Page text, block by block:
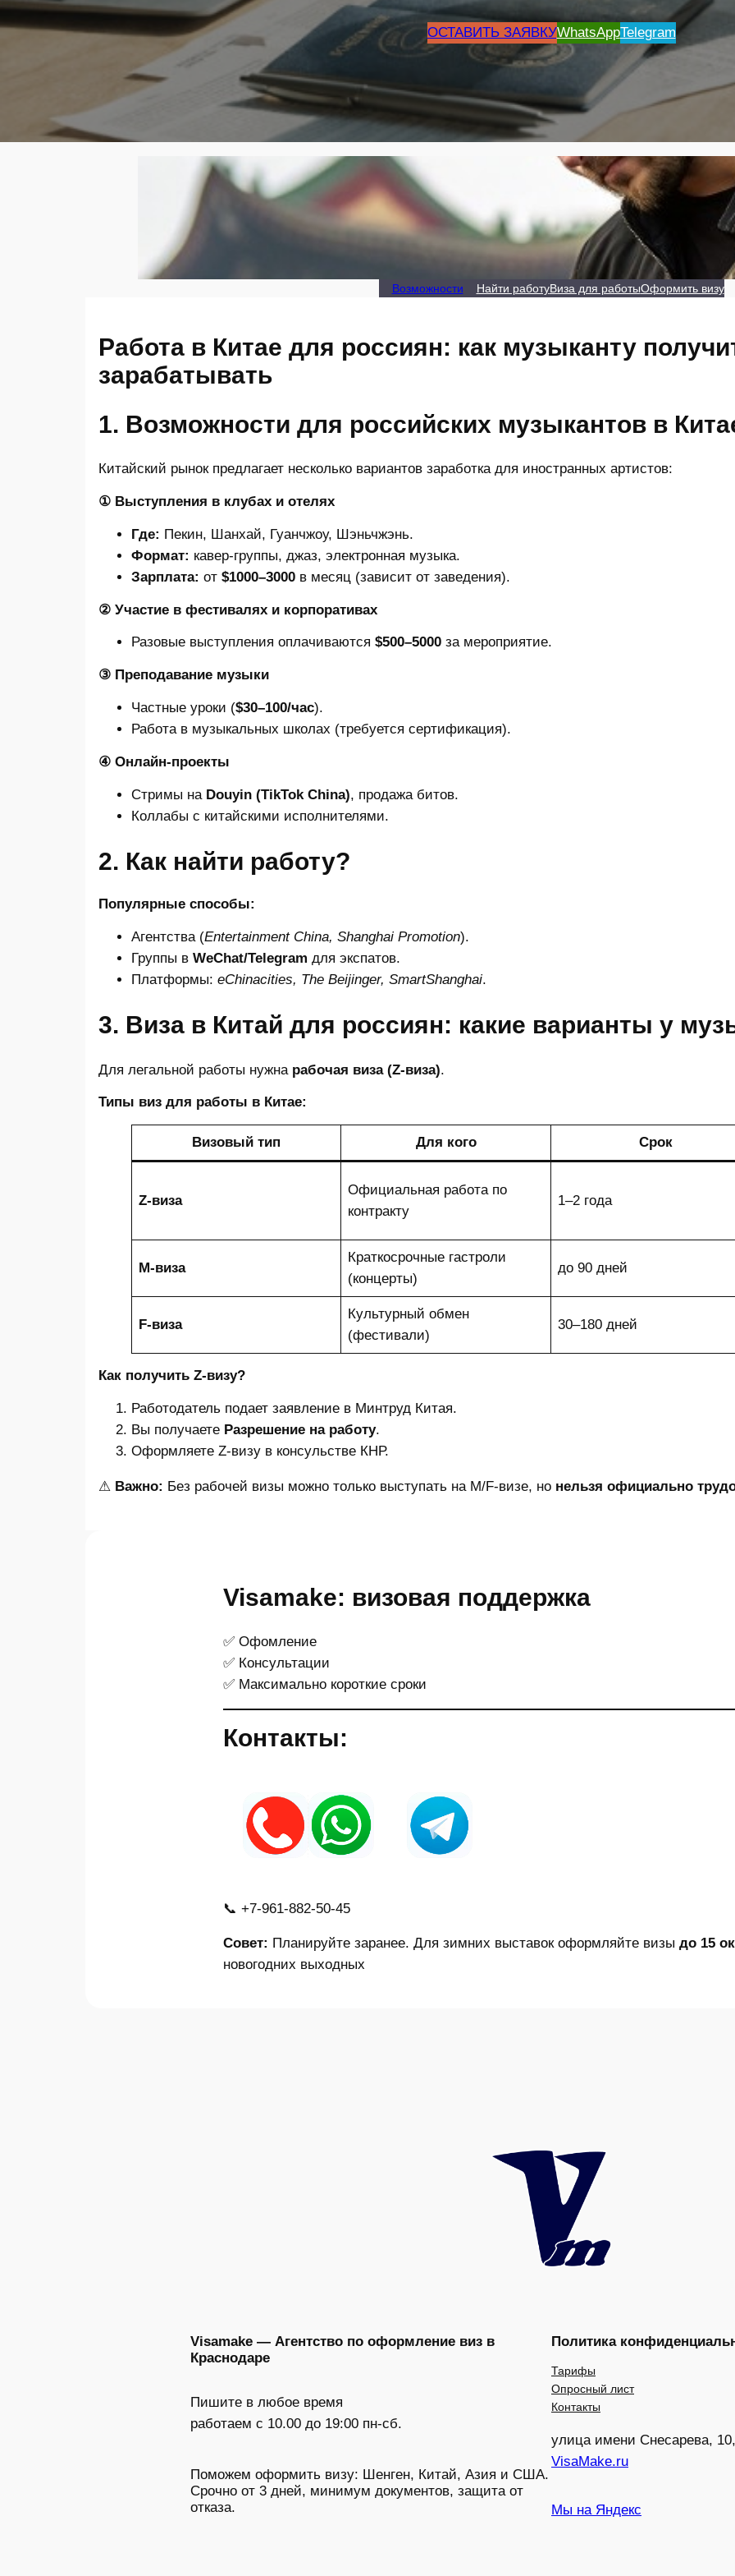
ОСТАВИТЬ ЗАЯВКУWhatsAppTelegram
Возможности Найти работуВиза для работыОформить визу
Работа в Китае для россиян: как музыканту
зарабатывать
1. Возможности для российских музыкантов в
Китайский рынок предлагает несколько вариантов заработка для иностранных артистов:
① Выступления в клубах и отелях
Где: Пекин, Шанхай, Гуанчжоу, Шэньчжэнь.
Формат: кавер-группы, джаз, электронная музыка.
Зарплата: от $1000–3000 в месяц (зависит от заведения).
② Участие в фестивалях и корпоративах
Разовые выступления оплачиваются $500–5000 за мероприятие.
③ Преподавание музыки
Частные уроки ($30–100/час).
Работа в музыкальных школах (требуется сертификация).
④ Онлайн-проекты
Стримы на Douyin (TikTok China), продажа битов.
Коллабы с китайскими исполнителями.
2. Как найти работу?
Популярные способы:
Агентства (Entertainment China, Shanghai Promotion).
Группы в WeChat/Telegram для экспатов.
Платформы: eChinacities, The Beijinger, SmartShanghai.
3. Виза в Китай для россиян: какие варианты у
Для легальной работы нужна рабочая виза (Z-виза).
Типы виз для работы в Китае:
Визовый тип Для кого Срок
Z-виза
Официальная работа по
контракту
1–2 года
M-виза
Краткосрочные гастроли
(концерты)
до 90 дней
F-виза
Культурный обмен
(фестивали)
30–180 дней
Как получить Z-визу?
Работодатель подает заявление в Минтруд Китая.
Вы получаете Разрешение на работу.
Оформляете Z-визу в консульстве КНР.
⚠ Важно: Без рабочей визы можно только выступать на M/F-визе, но нельзя официально
Visamake: визовая поддержка
✅ Офомление
✅ Консультации
✅ Максимально короткие сроки
Контакты:
📞 +7-961-882-50-45
Совет: Планируйте заранее. Для зимних выставок оформляйте визы до 15
новогодних выходных
Visamake — Агентство по оформление виз в
Краснодаре
Пишите в любое время
работаем с 10.00 до 19:00 пн-сб.
Поможем оформить визу: Шенген, Китай, Азия и США.
Срочно от 3 дней, минимум документов, защита от
отказа.
Политика
Тарифы
Опросный лист
Контакты
улица имени Снесарева,
VisaMake.ru
Мы на Яндекс